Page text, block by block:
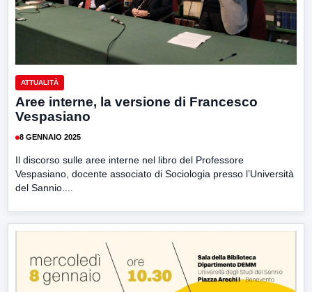
ATTUALITÀ
Aree interne, la versione di Francesco
Vespasiano
8 GENNAIO 2025
Il discorso sulle aree interne nel libro del Professore
Vespasiano, docente associato di Sociologia presso l’Università
del Sannio....